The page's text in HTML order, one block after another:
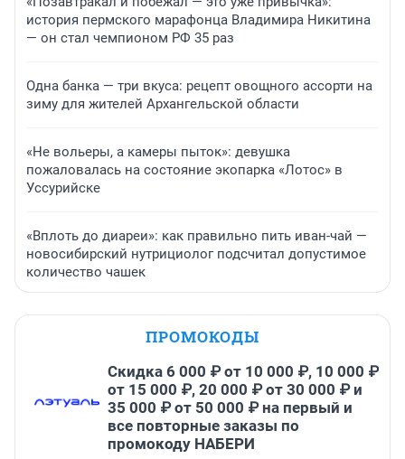
история пермского марафонца Владимира Никитина
— он стал чемпионом РФ 35 раз
Одна банка — три вкуса: рецепт овощного ассорти на
зиму для жителей Архангельской области
«Не вольеры, а камеры пыток»: девушка
пожаловалась на состояние экопарка «Лотос» в
Уссурийске
«Вплоть до диареи»: как правильно пить иван-чай —
новосибирский нутрициолог подсчитал допустимое
количество чашек
ПРОМОКОДЫ
Скидка 6 000 ₽ от 10 000 ₽, 10 000 ₽
от 15 000 ₽, 20 000 ₽ от 30 000 ₽ и
35 000 ₽ от 50 000 ₽ на первый и
все повторные заказы по
промокоду НАБЕРИ